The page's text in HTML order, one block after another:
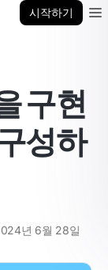
시작하기
구현
성하
년 6월 28일